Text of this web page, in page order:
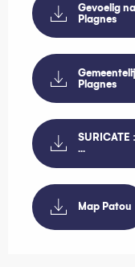
Gevoelig
Plagnes
Plagnes
SURICATE
...
Map Patou